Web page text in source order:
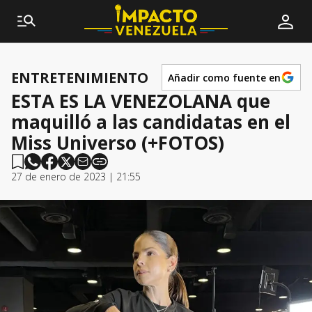
ENTRETENIMIENTO Añadir como fuente en
ESTA ES LA VENEZOLANA que
maquilló a las candidatas en el
Miss Universo (+FOTOS)
27 de enero de 2023 | 21:55